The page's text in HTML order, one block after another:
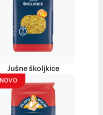
Jušne školjkice
NOVO